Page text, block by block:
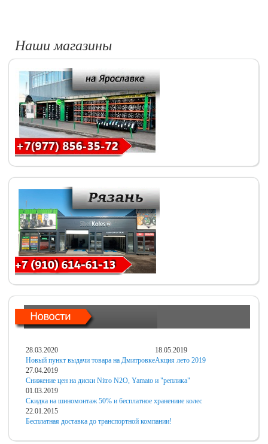
Наши магазины
28.03.2020
Новый пункт выдачи товара на Дмитровке
18.05.2019
Акция лето 2019
27.04.2019
Снижение цен на диски Nitro N2O, Yamato и "реплика"
01.03.2019
Скидка на шиномонтаж 50% и бесплатное хранениие колес
22.01.2015
Бесплатная доставка до транспортной компании!